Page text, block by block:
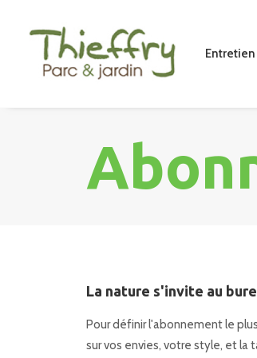
Entretien
La nature s'invite au
Pour définir l'abonnement le
sur vos envies, votre style, et la